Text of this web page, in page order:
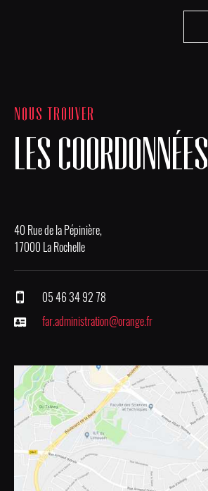
NOUS TROUVER
LES COORDONNÉES
40 Rue de la Pépinière,
17000 La Rochelle
05 46 34 92 78
far.administration@orange.fr